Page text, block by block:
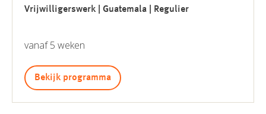
Vrijwilligerswerk | Guatemala | Regulier
vanaf 5 weken
Bekijk programma